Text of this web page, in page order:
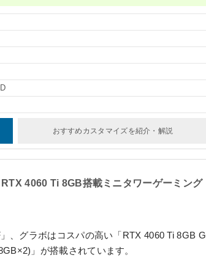
おすすめカスタマイズを紹介・解説
4060 Ti 8GB搭載ミニタワーゲーミング
、グラボはコスパの高い 「RTX 4060 Ti 8GB G
」 が搭載されています。